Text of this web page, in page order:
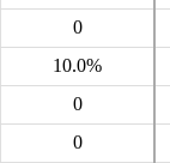
0
10.0%
0
0